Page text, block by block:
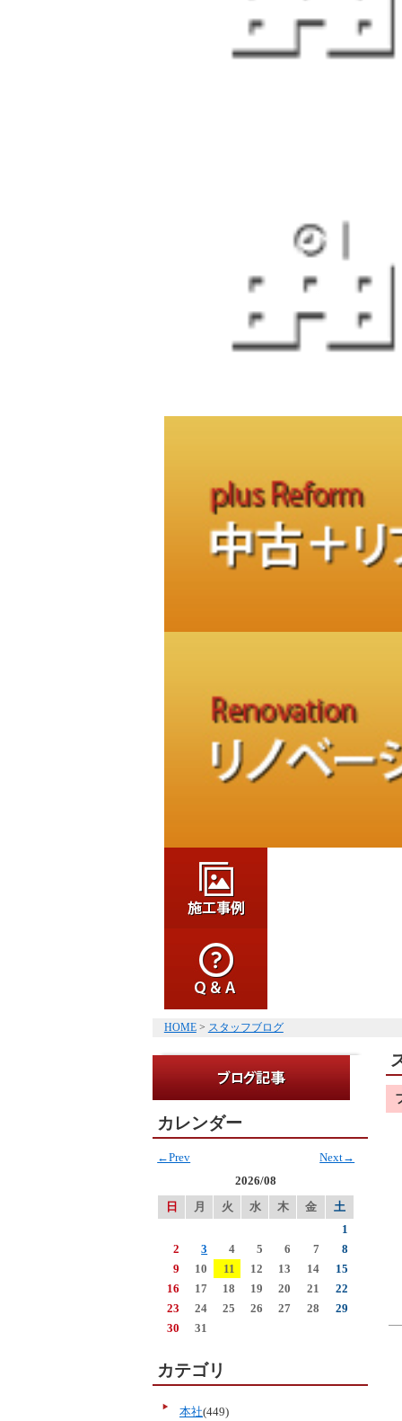
HOME> スタッフブログ
カレンダー
←Prev
Next→
2026/08
日
月 火 水 木 金
土
1
2
3 4 5 6 7
8
9
10 11 12 13 14
15
16
17 18 19 20 21
22
23
24 25 26 27 28
29
30
31
カテゴリ
本社(449)